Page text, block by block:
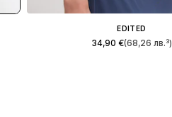
EDITED
34,90 €(68,26 лв.³)